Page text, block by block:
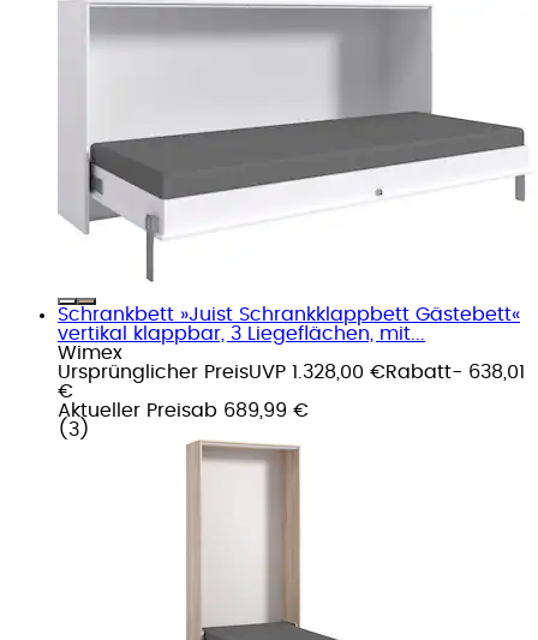
Schrankbett »Juist Schrankklappbett Gästebett«
vertikal klappbar, 3 Liegeflächen, mit...
Wimex
Ursprünglicher PreisUVP 1.328,00 €Rabatt- 638,01
€
Aktueller Preisab 689,99 €
( 3 )